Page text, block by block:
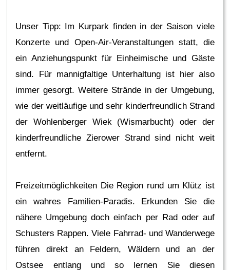
Unser Tipp: Im Kurpark finden in der Saison viele
Konzerte und Open-Air-Veranstaltungen statt, die
ein Anziehungspunkt für Einheimische und Gäste
sind. Für mannigfaltige Unterhaltung ist hier also
immer gesorgt. Weitere Strände in der Umgebung,
wie der weitläufige und sehr kinderfreundlich Strand
der Wohlenberger Wiek (Wismarbucht) oder der
kinderfreundliche Zierower Strand sind nicht weit
entfernt.
Freizeitmöglichkeiten Die Region rund um Klütz ist
ein wahres Familien-Paradis. Erkunden Sie die
nähere Umgebung doch einfach per Rad oder auf
Schusters Rappen. Viele Fahrrad- und Wanderwege
führen direkt an Feldern, Wäldern und an der
Ostsee entlang und so lernen Sie diesen